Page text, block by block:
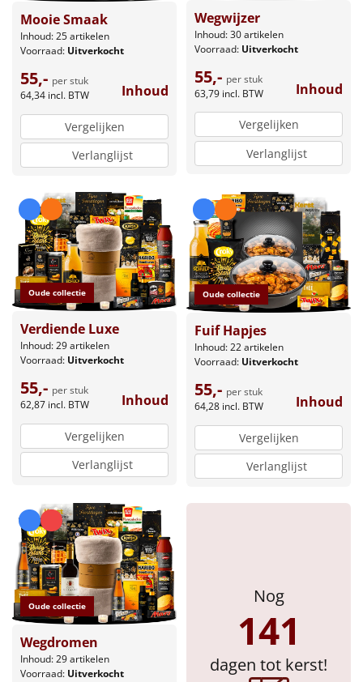
Tas
Wake up light
NIEUW
Borrelplank
Warmtekussen
Slowcooker
Noodradio NIEUW
Deken (fleece plaid)
Alle artikelen
Overige
Ideeën
Personeel
Doe het zelf
Sinterklaaspakketten
Particulier
Kerstgeschenken 2026
Relatiegeschenken
Cadeaubon
Per stuk
Mooie Smaak
Inhoud: 25 artikelen
Voorraad: Uitverkocht
55,- per stuk
64,34 incl. BTW Inhoud
Vergelijken
Verlanglijst
Wegwijzer
Inhoud: 30 artikelen
Voorraad: Uitverkocht
55,- per stuk
63,79 incl. BTW Inhoud
Vergelijken
Verlanglijst
Oude collectie
Verdiende Luxe
Inhoud: 29 artikelen
Voorraad: Uitverkocht
55,- per stuk
62,87 incl. BTW Inhoud
Vergelijken
Verlanglijst
Oude collectie
Fuif Hapjes
Inhoud: 22 artikelen
Voorraad: Uitverkocht
55,- per stuk
64,28 incl. BTW Inhoud
Vergelijken
Verlanglijst
Oude collectie
Wegdromen
Inhoud: 29 artikelen
Voorraad: Uitverkocht
Nog
141
dagen tot kerst!